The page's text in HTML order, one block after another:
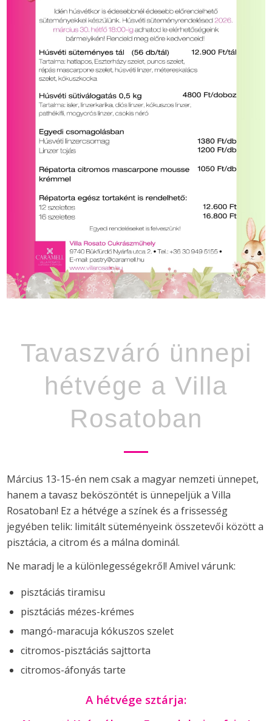
Tavaszváró ünnepi
hétvége a Villa
Rosatoban
Március 13-15-én nem csak a magyar nemzeti ünnepet,
hanem a tavasz beköszöntét is ünnepeljük a Villa
Rosatoban! Ez a hétvége a színek és a frissesség
jegyében telik: limitált süteményeink összetevői között a
pisztácia, a citrom és a málna dominál.
Ne maradj le a különlegességekről! Amivel várunk:
pisztáciás tiramisu
pisztáciás mézes-krémes
mangó-maracuja kókuszos szelet
citromos-pisztáciás sajttorta
citromos-áfonyás tarte
A hétvége sztárja: